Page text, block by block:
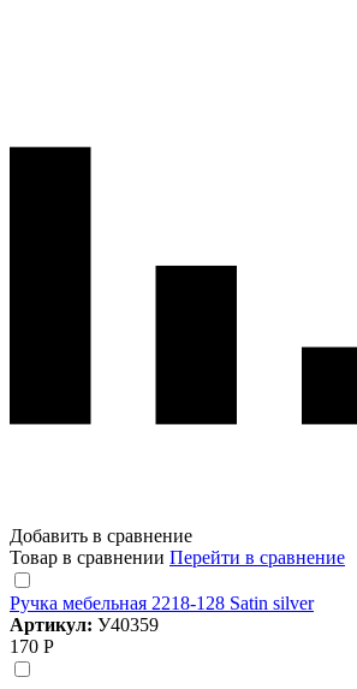
Добавить в сравнение
Товар в сравнении Перейти в сравнение
Ручка мебельная 2218-128 Satin silver
Артикул: У40359
170 Р